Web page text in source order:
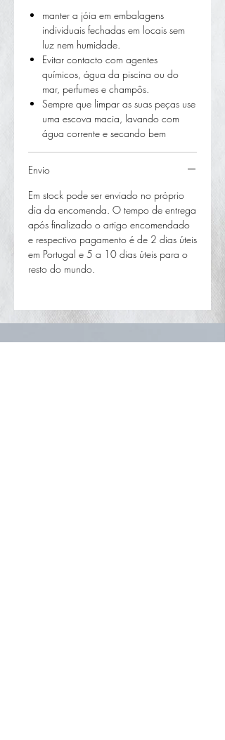
O trabalho é desenhado e pensado
cuidadosamente para a dupla função
e totalmente feito à mão. Se quiser
pode pedir uma peça personalizada,
terei todo o gosto em desenvolver
uma peça única para si.
manter a jóia em embalagens
individuais fechadas em locais sem
luz nem humidade.
Evitar contacto com agentes
químicos, água da piscina ou do
mar, perfumes e champôs.
Sempre que limpar as suas peças use
uma escova macia, lavando com
água corrente e secando bem
Envio
Em stock pode ser enviado no próprio
dia da encomenda. O tempo de entrega
após finalizado o artigo encomendado
e respectivo pagamento é de 2 dias úteis
em Portugal e 5 a 10 dias úteis para o
resto do mundo.